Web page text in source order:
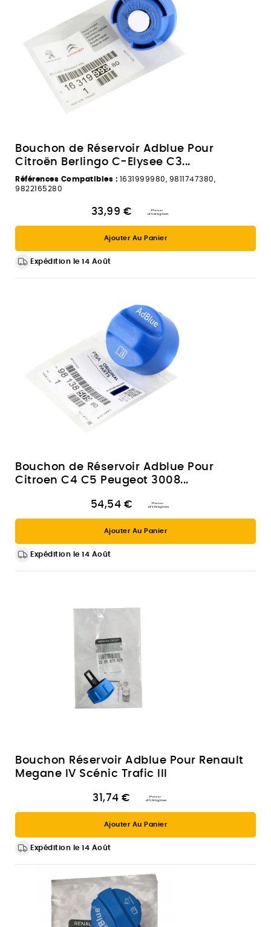
Bouchon de Réservoir Adblue Pour
Citroën Berlingo C-Elysee C3...
Références Compatibles : 1631999980, 9811747380,
9822165280
33,99 €
Ajouter Au Panier
Expédition le 14 Août
Bouchon de Réservoir Adblue Pour
Citroen C4 C5 Peugeot 3008...
54,54 €
Ajouter Au Panier
Expédition le 14 Août
Bouchon Réservoir Adblue Pour Renault
Megane IV Scénic Trafic III
31,74 €
Ajouter Au Panier
Expédition le 14 Août